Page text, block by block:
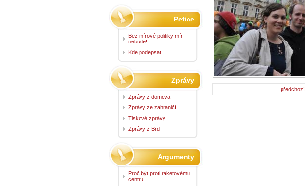
předchozí
Petice
Bez mírové politiky mír
nebude!
Kde podepsat
Zprávy
Zprávy z domova
Zprávy ze zahraničí
Tiskové zprávy
Zprávy z Brd
Argumenty
Proč být proti raketovému
centru